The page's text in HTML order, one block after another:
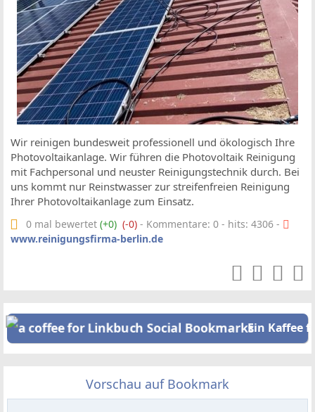
Wir reinigen bundesweit professionell und ökologisch Ihre
Photovoltaikanlage. Wir führen die Photovoltaik Reinigung
mit Fachpersonal und neuster Reinigungstechnik durch. Bei
uns kommt nur Reinstwasser zur streifenfreien Reinigung
Ihrer Photovoltaikanlage zum Einsatz.
0 mal bewertet (+0) (-0) - Kommentare: 0 - hits: 4306 -
www.reinigungsfirma-berlin.de
Ein Kaffee
Vorschau auf Bookmark